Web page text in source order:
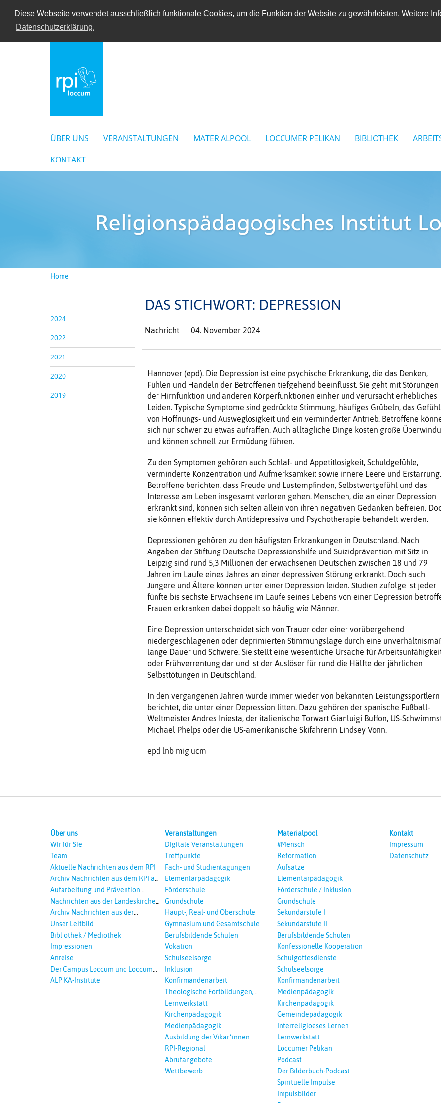
Diese Webseite verwendet ausschließlich funktionale Cookies, um die Funktion der Website zu gewährleisten. Weitere
Datenschutzerklärung.
ÜBER UNS VERANSTALTUNGEN MATERIALPOOL LOCCUMER PELIKAN BIBLIOTHEK
KONTAKT
Home
2024
2022
2021
2020
2019
DAS STICHWORT: DEPRESSION
Nachricht 04. November 2024
Hannover (epd). Die Depression ist eine psychische Erkrankung, die das Denken,
Fühlen und Handeln der Betroffenen tiefgehend beeinflusst. Sie geht mit Störungen
der Hirnfunktion und anderen Körperfunktionen einher und verursacht erhebliches
Leiden. Typische Symptome sind gedrückte Stimmung, häufiges Grübeln, das Gefühl
von Hoffnungs- und Ausweglosigkeit und ein verminderter Antrieb. Betroffene
sich nur schwer zu etwas aufraffen. Auch alltägliche Dinge kosten große
und können schnell zur Ermüdung führen.
Zu den Symptomen gehören auch Schlaf- und Appetitlosigkeit, Schuldgefühle,
verminderte Konzentration und Aufmerksamkeit sowie innere Leere und Erstarrung.
Betroffene berichten, dass Freude und Lustempfinden, Selbstwertgefühl und das
Interesse am Leben insgesamt verloren gehen. Menschen, die an einer Depression
erkrankt sind, können sich selten allein von ihren negativen Gedanken befreien.
sie können effektiv durch Antidepressiva und Psychotherapie behandelt werden.
Depressionen gehören zu den häufigsten Erkrankungen in Deutschland. Nach
Angaben der Stiftung Deutsche Depressionshilfe und Suizidprävention mit Sitz in
Leipzig sind rund 5,3 Millionen der erwachsenen Deutschen zwischen 18 und 79
Jahren im Laufe eines Jahres an einer depressiven Störung erkrankt. Doch auch
Jüngere und Ältere können unter einer Depression leiden. Studien zufolge ist jeder
fünfte bis sechste Erwachsene im Laufe seines Lebens von einer Depression
Frauen erkranken dabei doppelt so häufig wie Männer.
Eine Depression unterscheidet sich von Trauer oder einer vorübergehend
niedergeschlagenen oder deprimierten Stimmungslage durch eine
lange Dauer und Schwere. Sie stellt eine wesentliche Ursache für
oder Frühverrentung dar und ist der Auslöser für rund die Hälfte der jährlichen
Selbsttötungen in Deutschland.
In den vergangenen Jahren wurde immer wieder von bekannten Leistungssportlern
berichtet, die unter einer Depression litten. Dazu gehören der spanische Fußball-
Weltmeister Andres Iniesta, der italienische Torwart Gianluigi Buffon, US-
Michael Phelps oder die US-amerikanische Skifahrerin Lindsey Vonn.
epd lnb mig ucm
Über uns
Wir für Sie
Team
Aktuelle Nachrichten aus dem RPI
Archiv Nachrichten aus dem RPI ab
2018
Aufarbeitung und Prävention
sexualisierte Gewalt - Landeskirche
Nachrichten aus der Landeskirche
Hannovers
Archiv Nachrichten aus der
Landeskirche in Auswahl
Unser Leitbild
Bibliothek / Mediothek
Impressionen
Anreise
Der Campus Loccum und Loccumer
Einrichtungen
ALPIKA-Institute
Veranstaltungen
Digitale Veranstaltungen
Treffpunkte
Fach- und Studientagungen
Elementarpädagogik
Förderschule
Grundschule
Haupt-, Real- und Oberschule
Gymnasium und Gesamtschule
Berufsbildende Schulen
Vokation
Schulseelsorge
Inklusion
Konfirmandenarbeit
Theologische Fortbildungen,
Ökumenisches und Interreligöses
Lernwerkstatt
Kirchenpädagogik
Medienpädagogik
Ausbildung der Vikar*innen
RPI-Regional
Abrufangebote
Wettbewerb
Materialpool
#Mensch
Reformation
Aufsätze
Elementarpädagogik
Förderschule / Inklusion
Grundschule
Sekundarstufe I
Sekundarstufe II
Berufsbildende Schulen
Konfessionelle Kooperation
Schulgottesdienste
Schulseelsorge
Konfirmandenarbeit
Medienpädagogik
Kirchenpädagogik
Gemeindepädagogik
Interreligioeses Lernen
Lernwerkstatt
Loccumer Pelikan
Podcast
Der Bilderbuch-Podcast
Spirituelle Impulse
Impulsbilder
Kontakt
Impressum
Datenschutz